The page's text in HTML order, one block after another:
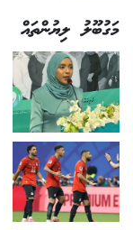
މަގުބޫލު ލިޔުންތައް